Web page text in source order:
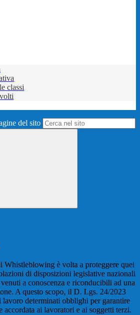
classi
del sito
Whistleblowing è volta a proteggere quei
di disposizioni legislative nazionali
a conoscenza e riconducibili ad una
A questo scopo, il D. Lgs. 24/2023
lavoro determinati obblighi per garantire
accordata ai lavoratori e ai soggetti terzi.